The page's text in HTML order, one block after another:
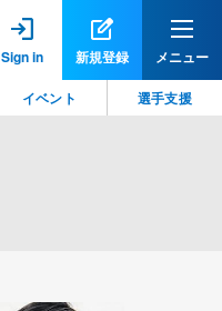
Sign in 新規登録 メニュー
イベント 選手支援